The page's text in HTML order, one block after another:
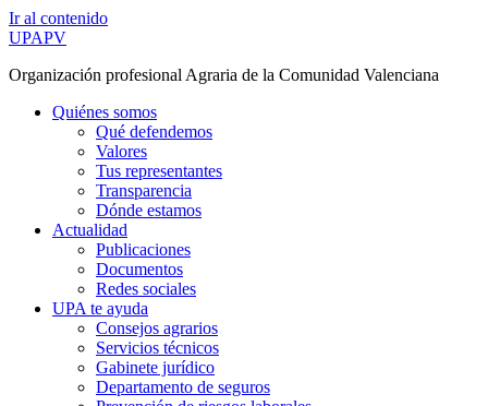
Ir al contenido
UPAPV
Organización profesional Agraria de la Comunidad Valenciana
Quiénes somos
Qué defendemos
Valores
Tus representantes
Transparencia
Dónde estamos
Actualidad
Publicaciones
Documentos
Redes sociales
UPA te ayuda
Consejos agrarios
Servicios técnicos
Gabinete jurídico
Departamento de seguros